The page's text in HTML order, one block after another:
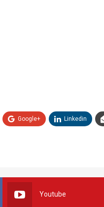
Google+ Linkedin
Youtube